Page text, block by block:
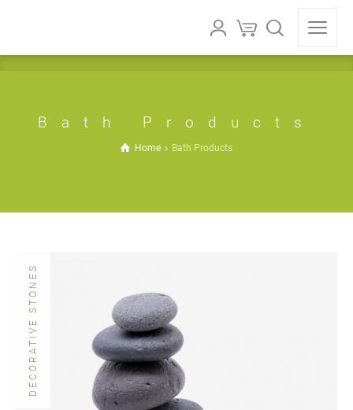
Bath Products
Home Bath Products
DECORATIVE STONES